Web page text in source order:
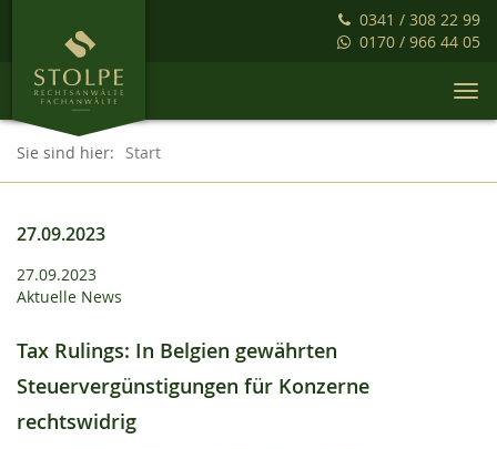
0341 / 308 22 99
0170 / 966 44 05
Sie sind hier:
Start
27.09.2023
27.09.2023
Aktuelle News
Tax Rulings: In Belgien gewährten
Steuervergünstigungen für Konzerne
rechtswidrig